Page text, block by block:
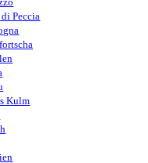
Peccia
Kulm